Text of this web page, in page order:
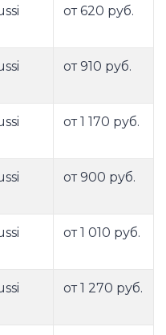
от 620 руб.
от 910 руб.
от 1 170 руб.
от 900 руб.
от 1 010 руб.
от 1 270 руб.